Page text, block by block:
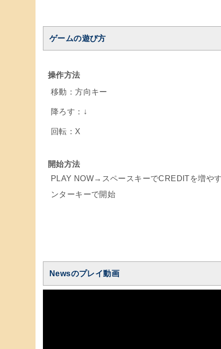
ゲームの遊び方
操作方法
移動：方向キー
降ろす：↓
回転：X
開始方法
PLAY NOW→スペースキーでCREDITを増や
ンターキーで開始
Newsのプレイ動画